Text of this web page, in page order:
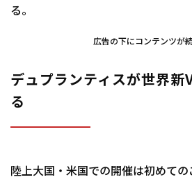
る。
広告の下にコンテンツが
デュプランティスが世界新
る
陸上大国・米国での開催は初めて